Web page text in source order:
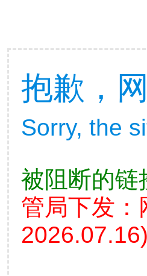
抱歉，
Sorry, the
被阻断的链
管局下发：
2026.07.16)